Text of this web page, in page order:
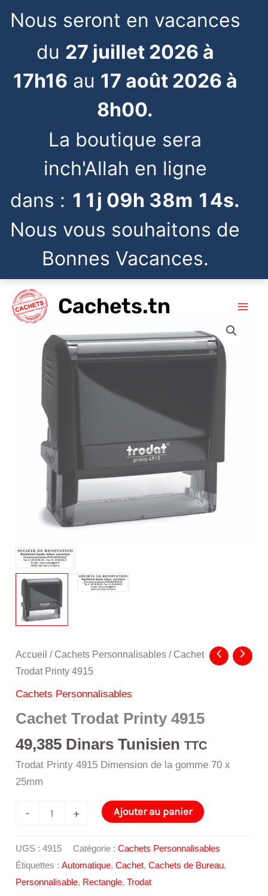
Nous seront en vacances
du 27 juillet 2026 à
17h16 au 17 août 2026 à
8h00.
La boutique sera
inch'Allah en ligne
dans : 11j 09h 38m 14s.
Nous vous souhaitons de
Bonnes Vacances.
contenu
Cachets.tn
Accueil / Cachets Personnalisables / Cachet
Trodat Printy 4915
Cachets Personnalisables
Cachet Trodat Printy 4915
49,385 Dinars Tunisien TTC
Trodat Printy 4915 Dimension de la gomme 70 x
25mm
-
quantité
Cachet
Trodat
Printy
+ Ajouter au panier
UGS :4915 Catégorie :Cachets Personnalisables
Étiquettes :Automatique,Cachet,Cachets de Bureau,
Personnalisable, Rectangle,Trodat